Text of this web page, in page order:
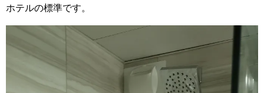
ホテルの標準です。